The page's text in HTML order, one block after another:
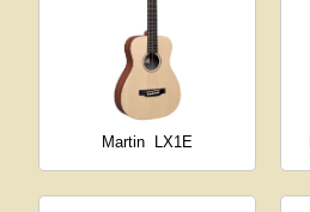
Martin LX1E